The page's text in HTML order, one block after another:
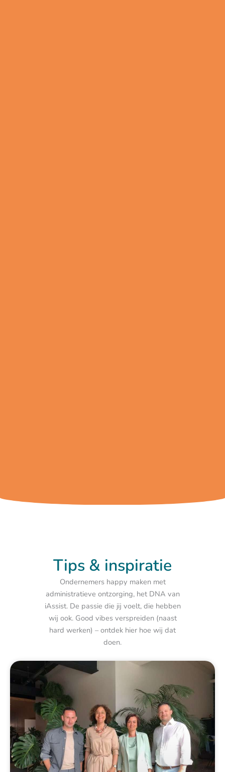
Tips & inspiratie
Ondernemers happy maken met
administratieve ontzorging, het DNA van
iAssist. De passie die jij voelt, die hebben
wij ook. Good vibes verspreiden (naast
hard werken) – ontdek hier hoe wij dat
doen.